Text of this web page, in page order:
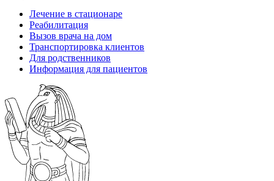
Лечение в стационаре
Реабилитация
Вызов врача на дом
Транспортировка клиентов
Для родственников
Информация для пациентов